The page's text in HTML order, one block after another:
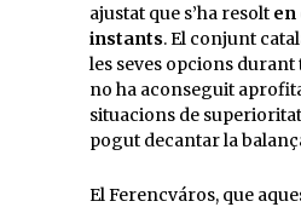
ajustat que s’ha resolt en
instants. El conjunt
les seves opcions
no ha aconseguit
situacions de
pogut decantar la
El Ferencváros, que